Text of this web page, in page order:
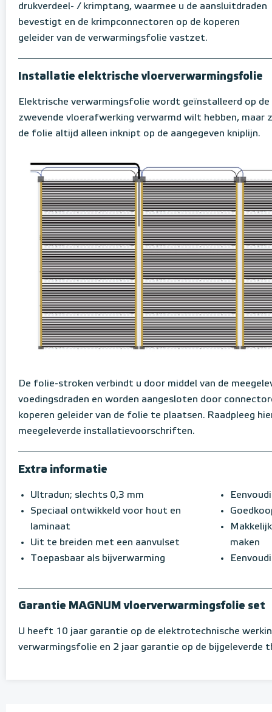
drukverdeel- / krimptang, waarmee u de aansluitdraden
bevestigt en de krimpconnectoren op de koperen
geleider van de verwarmingsfolie vastzet.
Installatie elektrische vloerverwarmingsfolie
Elektrische verwarmingsfolie wordt geïnstalleerd op de
zwevende vloerafwerking verwarmd wilt hebben, maar
de folie altijd alleen inknipt op de aangegeven kniplijn.
De folie-stroken verbindt u door middel van de
voedingsdraden en worden aangesloten door
koperen geleider van de folie te plaatsen. Raadpleeg
meegeleverde installatievoorschriften.
Extra informatie
Ultradun; slechts 0,3 mm
Speciaal ontwikkeld voor hout en
laminaat
Uit te breiden met een aanvulset
Toepasbaar als bijverwarming
maken
Garantie MAGNUM vloerverwarmingsfolie set
U heeft 10 jaar garantie op de elektrotechnische
verwarmingsfolie en 2 jaar garantie op de bijgeleverde